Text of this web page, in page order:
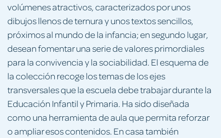
volúmenes atractivos, caracterizados por unos
dibujos llenos de ternura y unos textos sencillos,
próximos al mundo de la infancia; en segundo lugar,
desean fomentar una serie de valores primordiales
para la convivencia y la sociabilidad. El esquema de
la colección recoge los temas de los ejes
transversales que la escuela debe trabajar durante la
Educación Infantil y Primaria. Ha sido diseñada
como una herramienta de aula que permita reforzar
o ampliar esos contenidos. En casa también